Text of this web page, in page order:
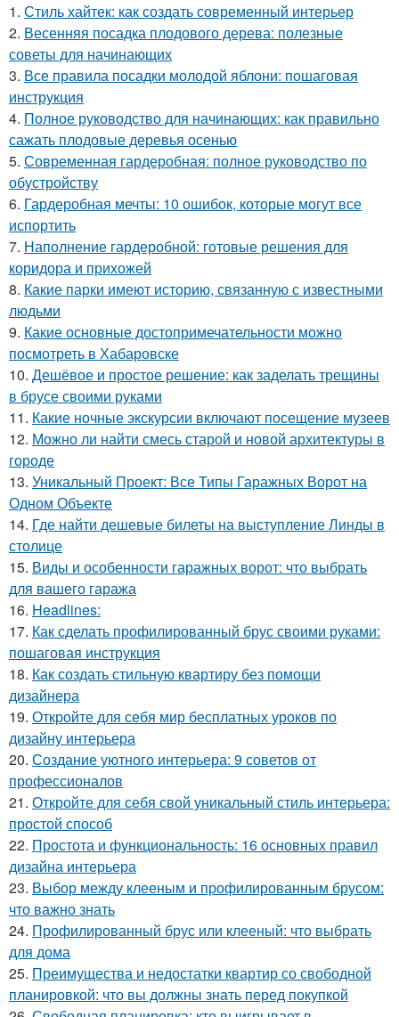
1. Стиль хайтек: как создать современный интерьер
2. Весенняя посадка плодового дерева: полезные
советы для начинающих
3. Все правила посадки молодой яблони: пошаговая
инструкция
4. Полное руководство для начинающих: как правильно
сажать плодовые деревья осенью
5. Современная гардеробная: полное руководство по
обустройству
6. Гардеробная мечты: 10 ошибок, которые могут все
испортить
7. Наполнение гардеробной: готовые решения для
коридора и прихожей
8. Какие парки имеют историю, связанную с известными
людьми
9. Какие основные достопримечательности можно
посмотреть в Хабаровске
10. Дешёвое и простое решение: как заделать трещины
в брусе своими руками
11. Какие ночные экскурсии включают посещение музеев
12. Можно ли найти смесь старой и новой архитектуры в
городе
13. Уникальный Проект: Все Типы Гаражных Ворот на
Одном Объекте
14. Где найти дешевые билеты на выступление Линды в
столице
15. Виды и особенности гаражных ворот: что выбрать
для вашего гаража
16. Headlines:
17. Как сделать профилированный брус своими руками:
пошаговая инструкция
18. Как создать стильную квартиру без помощи
дизайнера
19. Откройте для себя мир бесплатных уроков по
дизайну интерьера
20. Создание уютного интерьера: 9 советов от
профессионалов
21. Откройте для себя свой уникальный стиль интерьера:
простой способ
22. Простота и функциональность: 16 основных правил
дизайна интерьера
23. Выбор между клееным и профилированным брусом:
что важно знать
24. Профилированный брус или клееный: что выбрать
для дома
25. Преимущества и недостатки квартир со свободной
планировкой: что вы должны знать перед покупкой